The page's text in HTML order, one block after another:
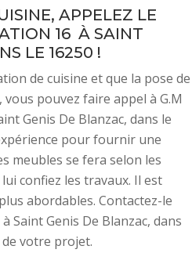
APPELEZ LE
16 À SAINT
LE 16250 !
de cuisine et que la pose de
pouvez faire appel à G.M
Genis De Blanzac, dans le
pour fournir une
meubles se fera selon les
confiez les travaux. Il est
abordables. Contactez-le
Saint Genis De Blanzac, dans
de votre projet.